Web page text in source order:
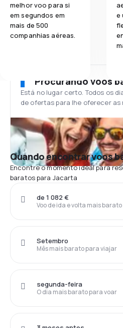
melhor voo para si
em segundos em
mais de 500
companhias aéreas.
e
Procurando voos
Está no lugar certo. Todos os
de ofertas para lhe oferecer as
Quando encontrar voos
Encontre o momento ideal para
baratos para Jacarta
Voo de ida e volta mais barato
de 1 082 €
Mês mais barato para viajar
Setembro
O dia mais barato para voar
segunda-feira